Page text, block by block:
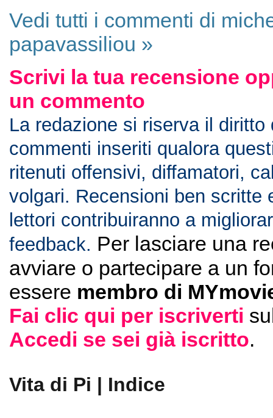
Vedi tutti i commenti di
papavassiliou »
Scrivi la tua recensione
un commento
La redazione si riserva il diritto
commenti inseriti qualora
ritenuti offensivi, diffamatori,
volgari. Recensioni ben scritte
lettori contribuiranno a
feedback. Per lasciare una
avviare o partecipare a un
essere membro di
Fai clic qui per iscriverti
Accedi se sei già iscritto.
Vita di Pi | Indice